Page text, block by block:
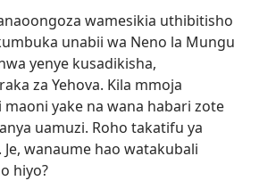
wamesikia uthibitisho
unabii wa Neno la Mungu
yenye kusadikisha,
za Yehova. Kila mmoja
maoni yake na wana habari zote
uamuzi. Roho takatifu ya
Je, wanaume hao watakubali
hiyo?